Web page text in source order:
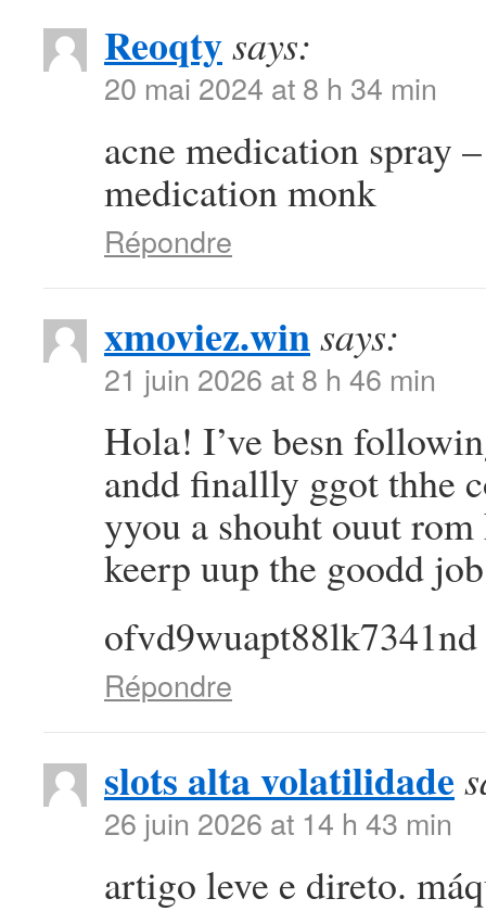
Reoqtysays:
20 mai 2024 at 8 h 34 min
acne medication spray
medication monk
Répondre
xmoviez.winsays:
21 juin 2026 at 8 h 46 min
Hola! I’ve besn
andd finallly ggot thhe
yyou a shouht ouut
keerp uup the goodd
ofvd9wuapt88lk7341nd
Répondre
slots alta volatilidade
26 juin 2026 at 14 h 43 min
artigo leve e direto.